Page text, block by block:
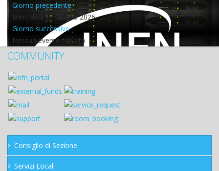
Giorno precedente
Mercoledì 17 Giugno 2026
Giorno successivo
Nessun evento trovato
COMMUNITY
Consiglio di Sezione
Servizi Locali